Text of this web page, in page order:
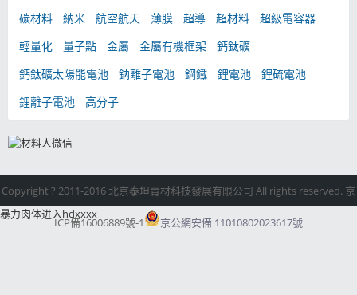
碳材料
納米 航空航天 薄膜 超導 超材料
超級電容器
輕量化
量子點 金屬 金屬有機框架
鈣鈦礦
鈣鈦礦太陽能電池
鈉離子電池 鋼鐵 鋰電池
鋰硫電池
鋰離子電池
高分子
Copyright ? 2011-2016 北京泰坦青材科技發展有限公司 All rights reserved. 京
ICP備16006889號-1 京公網安備 11010802023617號
暴力肉体进入hdxxxx